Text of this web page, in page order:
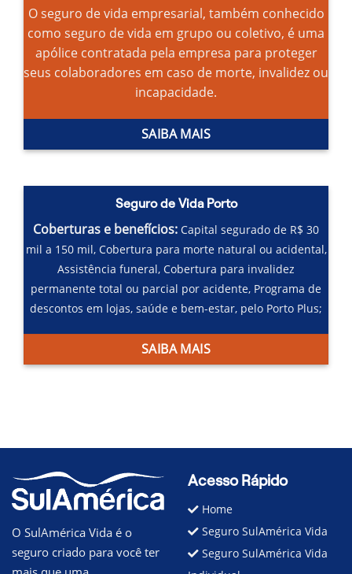
O seguro de vida empresarial, também conhecido
como seguro de vida em grupo ou coletivo, é uma
apólice contratada pela empresa para proteger
seus colaboradores em caso de morte, invalidez ou
incapacidade.
SAIBA MAIS
Seguro de Vida Porto
Coberturas e benefícios: Capital segurado de R$ 30
mil a 150 mil, Cobertura para morte natural ou acidental,
Assistência funeral,Cobertura para invalidez
permanente total ou parcial por acidente, Programa de
descontos em lojas, saúde e bem-estar, pelo Porto Plus;
SAIBA MAIS
O SulAmérica Vida é o
seguro criado para você ter
Acesso Rápido
Home
Seguro SulAmérica Vida
Seguro SulAmérica Vida